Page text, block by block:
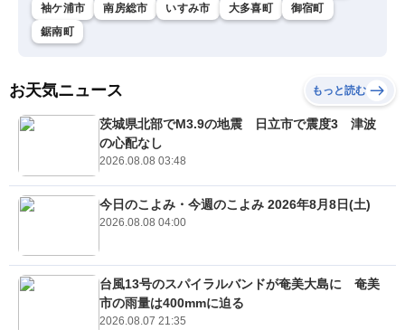
袖ケ浦市
南房総市 いすみ市 大多喜町
御宿町
鋸南町
お天気ニュース もっと読む
茨城県北部でM3.9の地震 日立市で震度3 津波
の心配なし
2026.08.08 03:48
今日のこよみ・今週のこよみ 2026年8月8日(土)
2026.08.08 04:00
台風13号のスパイラルバンドが奄美大島に 奄美
市の雨量は400mmに迫る
2026.08.07 21:35